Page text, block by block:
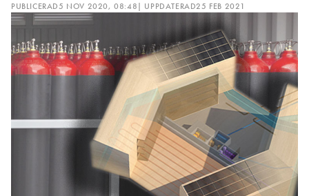
Hantera prenumeration
Lediga jobb
Annonsera
Läs E-tidningen
PUBLICERAD5 NOV 2020, 08:48| UPPDATERAD25 FEB 2021